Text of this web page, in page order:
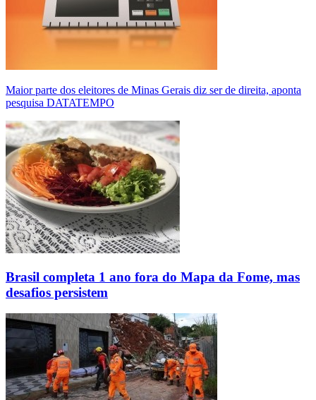
Maior parte dos eleitores de Minas Gerais diz ser de direita, aponta
pesquisa DATATEMPO
Brasil completa 1 ano fora do Mapa da Fome, mas
desafios persistem